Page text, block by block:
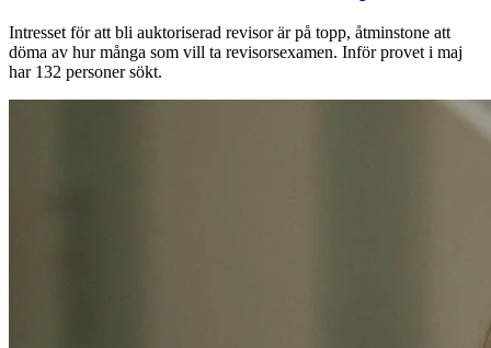
Intresset för att bli auktoriserad revisor är på topp, åtminstone att
döma av hur många som vill ta revisorsexamen. Inför provet i maj
har 132 personer sökt.